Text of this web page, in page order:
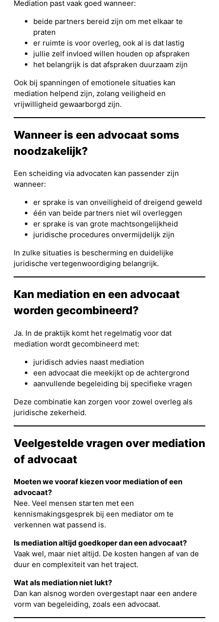
Mediation past vaak goed wanneer:
beide partners bereid zijn om met elkaar te
praten
er ruimte is voor overleg, ook al is dat lastig
jullie zelf invloed willen houden op afspraken
het belangrijk is dat afspraken duurzaam zijn
Ook bij spanningen of emotionele situaties kan
mediation helpend zijn, zolang veiligheid en
vrijwilligheid gewaarborgd zijn.
Wanneer is een advocaat soms
noodzakelijk?
Een scheiding via advocaten kan passender zijn
wanneer:
er sprake is van onveiligheid of dreigend geweld
één van beide partners niet wil overleggen
er sprake is van grote machtsongelijkheid
juridische procedures onvermijdelijk zijn
In zulke situaties is bescherming en duidelijke
juridische vertegenwoordiging belangrijk.
Kan mediation en een advocaat
worden gecombineerd?
Ja. In de praktijk komt het regelmatig voor dat
mediation wordt gecombineerd met:
juridisch advies naast mediation
een advocaat die meekijkt op de achtergrond
aanvullende begeleiding bij specifieke vragen
Deze combinatie kan zorgen voor zowel overleg als
juridische zekerheid.
Veelgestelde vragen over mediation
of advocaat
Moeten we vooraf kiezen voor mediation of een
advocaat?
Nee. Veel mensen starten met een
kennismakingsgesprek bij een mediator om te
verkennen wat passend is.
Is mediation altijd goedkoper dan een advocaat?
Vaak wel, maar niet altijd. De kosten hangen af van de
duur en complexiteit van het traject.
Wat als mediation niet lukt?
Dan kan alsnog worden overgestapt naar een andere
vorm van begeleiding, zoals een advocaat.